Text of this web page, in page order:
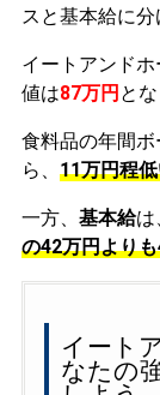
スと基本給に分
イートアンド
値は87万円 と
食料品の年間
ら、 11万円程
一方、 基本給は
の42万円より
イート
なたの